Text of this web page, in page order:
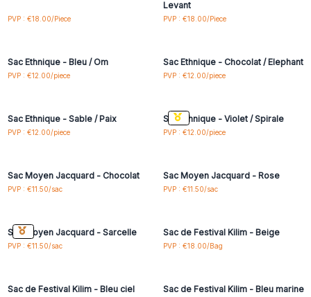
PVP : €18.00/Piece
Levant
PVP : €18.00/Piece
Connectez-vous ou
Sac Ethnique - Bleu / Om
PVP : €12.00/piece
Connectez-vous ou
Sac Ethnique - Chocolat / Elephant
PVP : €12.00/piece
Connectez-vous ou
Sac Ethnique - Sable / Paix
PVP : €12.00/piece
Connectez-vous ou
Sac Ethnique - Violet / Spirale
PVP : €12.00/piece
Connectez-vous ou
Sac Moyen Jacquard - Chocolat
PVP : €11.50/sac
Connectez-vous ou
Sac Moyen Jacquard - Rose
PVP : €11.50/sac
Connectez-vous ou
Sac Moyen Jacquard - Sarcelle
PVP : €11.50/sac
Connectez-vous ou
Sac de Festival Kilim - Beige
PVP : €18.00/Bag
Connectez-vous ou
Sac de Festival Kilim - Bleu ciel
Connectez-vous ou
Sac de Festival Kilim - Bleu marine